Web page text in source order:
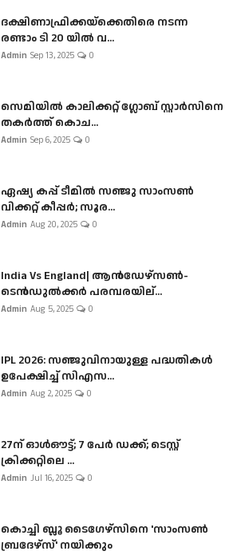
ദക്ഷിണാഫ്രിക്കയ്‌ക്കെതിരെ നടന്ന
രണ്ടാം ടി 20 യിൽ വ...
Admin Sep 13, 2025 0
സെമിയിൽ കാലിക്കറ്റ് ഗ്ലോബ് സ്റ്റാർസിനെ
തകർത്ത് കൊച...
Admin Sep 6, 2025 0
ഏഷ്യ കപ്പ് ടീമിൽ സഞ്ജു സാംസൺ
വിക്കറ്റ് കീപ്പർ; സൂര...
Admin Aug 20, 2025 0
India Vs England| ആൻഡേഴ്സൺ-
ടെൻഡുല്‍ക്കർ പരമ്പരയില്...
Admin Aug 5, 2025 0
IPL 2026: സഞ്ജുവിനായുള്ള പദ്ധതികൾ
ഉപേക്ഷിച്ച് സിഎസ...
Admin Aug 2, 2025 0
27ന് ഓൾഔട്ട്; 7 പേർ ഡക്ക്; ടെസ്റ്റ്
ക്രിക്കറ്റിലെ ...
Admin Jul 16, 2025 0
കൊച്ചി ബ്ലൂ ടൈഗേഴ്സിനെ 'സാംസൺ
ബ്രദേഴ്സ്' നയിക്കും